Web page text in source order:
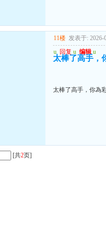
11楼 发表于: 2026-
u 回复 u 编辑 u
太棒了高手，
太棒了高手，你為
[共2页]